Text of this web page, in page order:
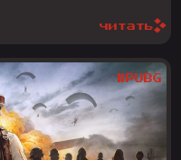
читать
#PUBG